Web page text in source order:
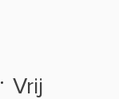
Vrij